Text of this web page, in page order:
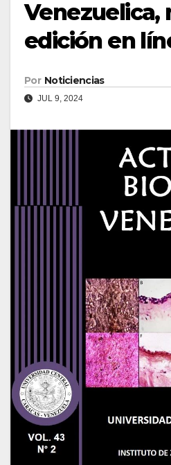
Venezuelica,
edición en
Por Noticiencias
JUL 9, 2024